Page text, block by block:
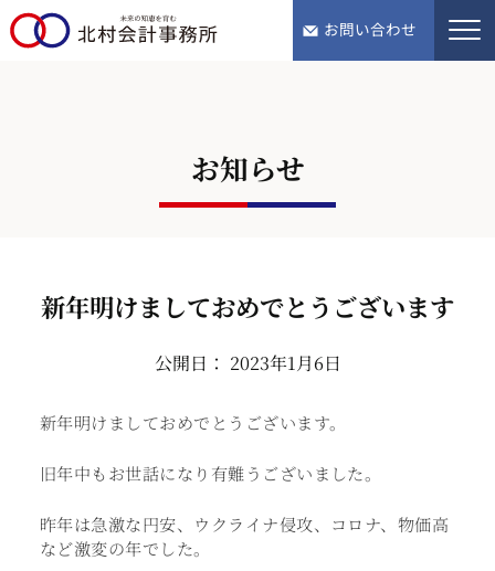
tel.076-243-5568
お問い合わせ
お知らせ
新年明けましておめでとうございます
公開日： 2023年1月6日
新年明けましておめでとうございます。
旧年中もお世話になり有難うございました。
昨年は急激な円安、ウクライナ侵攻、コロナ、物価高
など激変の年でした。